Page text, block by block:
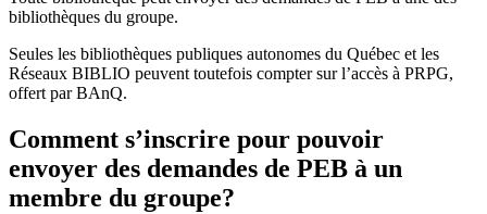
bibliothèques du groupe.
Seules les bibliothèques publiques autonomes du Québec et les
Réseaux BIBLIO peuvent toutefois compter sur l’accès à PRPG,
offert par BAnQ.
Comment s’inscrire pour pouvoir
envoyer des demandes de PEB à un
membre du groupe?